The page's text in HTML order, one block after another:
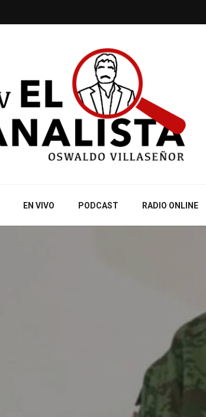
EN VIVO PODCAST RADIO ONLINE